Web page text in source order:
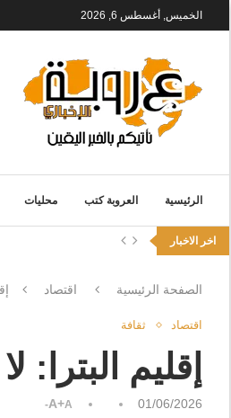
الخميس, أغسطس 6, 2026
الرئيسية العروبة كتب محليات
اخر الاخبار
الصفحة الرئيسية اقتصاد
اقتصاد ثقافة
إقليم البترا: لا
01/06/2026
A+A-